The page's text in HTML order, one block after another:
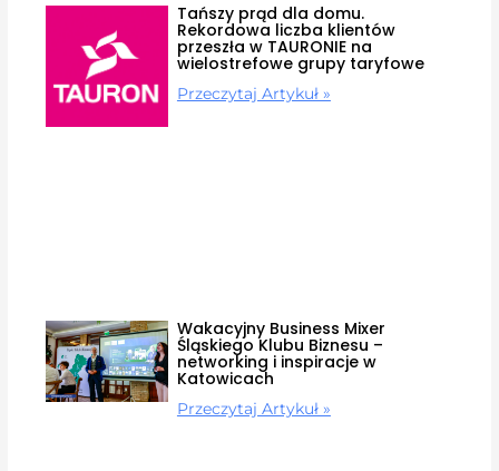
Tańszy prąd dla domu.
Rekordowa liczba klientów
przeszła w TAURONIE na
wielostrefowe grupy taryfowe
Przeczytaj Artykuł »
Wakacyjny Business Mixer
Śląskiego Klubu Biznesu –
networking i inspiracje w
Katowicach
Przeczytaj Artykuł »